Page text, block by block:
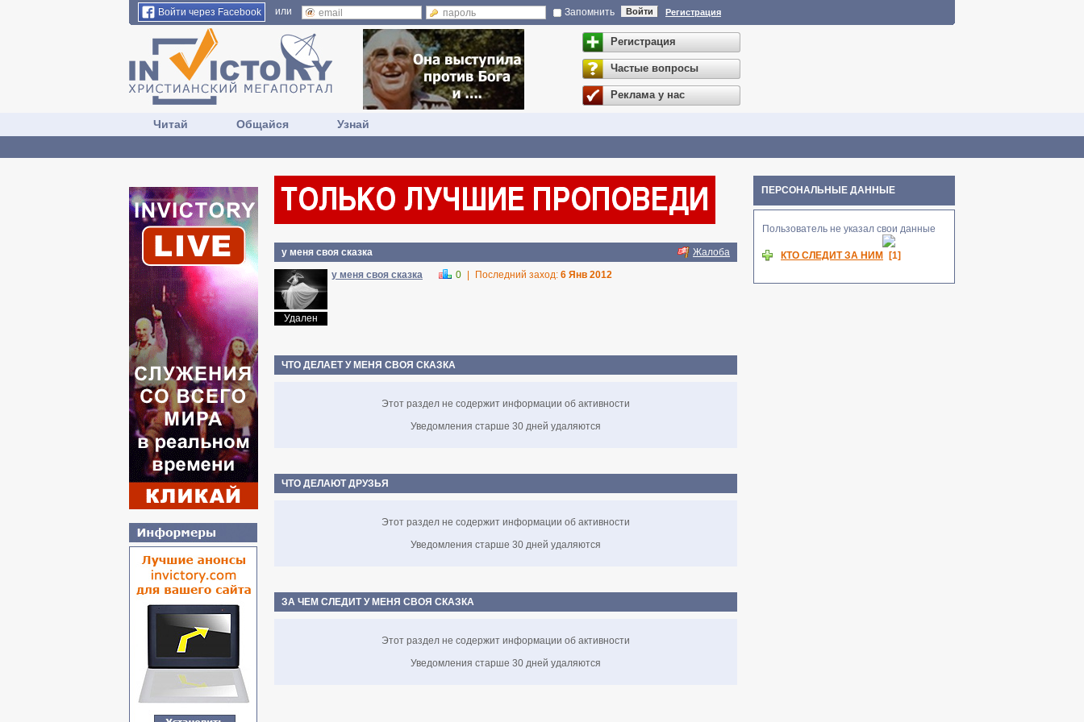
Войти через Facebook или Запомнить Войти Регистрация
Регистрация
Частые вопросы
Реклама у нас
Читай Общайся Узнай
у меня своя сказка Жалоба
Удален
у меня своя сказка 0 Последний заход: 6 Янв 2012
ЧТО ДЕЛАЕТ У МЕНЯ СВОЯ СКАЗКА
Этот раздел не содержит информации об активности
Уведомления старше 30 дней удаляются
ЧТО ДЕЛАЮТ ДРУЗЬЯ
Этот раздел не содержит информации об активности
Уведомления старше 30 дней удаляются
ЗА ЧЕМ СЛЕДИТ У МЕНЯ СВОЯ СКАЗКА
Этот раздел не содержит информации об активности
Уведомления старше 30 дней удаляются
ПЕРСОНАЛЬНЫЕ ДАННЫЕ
Пользователь не указал свои данные
КТО СЛЕДИТ ЗА НИМ
[1]